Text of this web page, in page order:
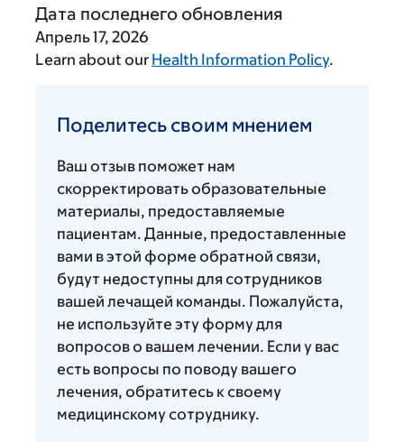
Дата последнего обновления
Апрель 17, 2026
Learn about our Health Information Policy.
своим
Поделитесь своим мнением
Ваш отзыв поможет нам
скорректировать образовательные
материалы, предоставляемые
пациентам. Данные, предоставленные
вами в этой форме обратной связи,
будут недоступны для сотрудников
вашей лечащей команды. Пожалуйста,
не используйте эту форму для
вопросов о вашем лечении. Если у вас
есть вопросы по поводу вашего
лечения, обратитесь к своему
медицинскому сотруднику.